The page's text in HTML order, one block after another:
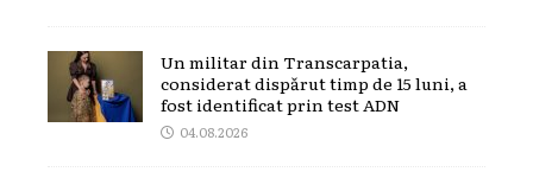
Un militar din Transcarpatia,
considerat dispărut timp de 15 luni, a
fost identificat prin test ADN
04.08.2026